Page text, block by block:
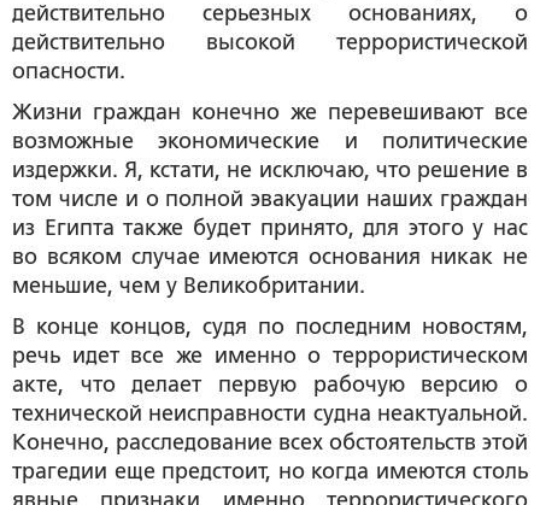
действительно серьезных основаниях, о
действительно высокой террористической
опасности.
Жизни граждан конечно же перевешивают все
возможные экономические и политические
издержки. Я, кстати, не исключаю, что решение в
том числе и о полной эвакуации наших граждан
из Египта также будет принято, для этого у нас
во всяком случае имеются основания никак не
меньшие, чем у Великобритании.
В конце концов, судя по последним новостям,
речь идет все же именно о террористическом
акте, что делает первую рабочую версию о
технической неисправности судна неактуальной.
Конечно, расследование всех обстоятельств этой
трагедии еще предстоит, но когда имеются столь
явные признаки именно террористического